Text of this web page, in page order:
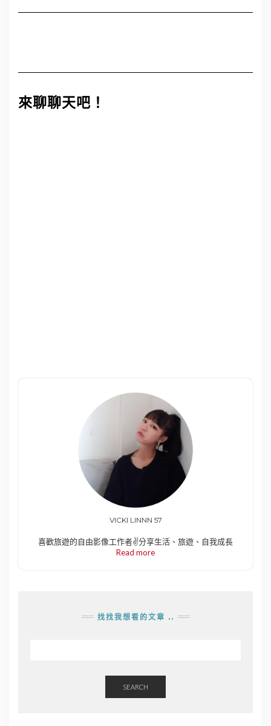
來聊聊天吧！
VICKI LINNN 57
喜歡旅遊的自由影像工作者✌️分享生活、旅遊、自我成長
Read more
找找我想看的文章 ..
SEARCH